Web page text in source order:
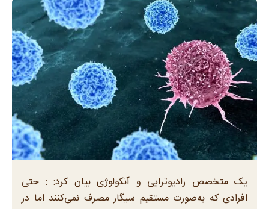
یک متخصص رادیوتراپی و آنکولوژی بیان کرد: : حتی
افرادی که به‌صورت مستقیم سیگار مصرف نمی‌کنند اما در